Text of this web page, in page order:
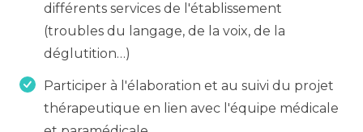
différents services de l'établissement
(troubles du langage, de la voix, de la
déglutition…)
Participer à l'élaboration et au suivi du projet
thérapeutique en lien avec l'équipe médicale